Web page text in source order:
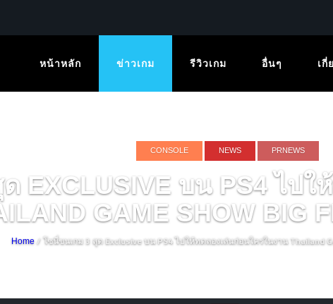
หน้าหลัก ข่าวเกม รีวิวเกม อื่นๆ เกี่
CONSOLE NEWS PRNEWS
EXCLUSIVE บน PS4 ไปใ
GAME SHOW BIG
Home/ โซนี่ขนเกม 3 สุด Exclusive บน PS4 ไปให้ทดลองเล่นก่อนใครในงาน Thailand